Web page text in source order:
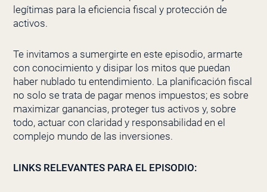
legítimas para la eficiencia fiscal y protección de
activos.
Te invitamos a sumergirte en este episodio, armarte
con conocimiento y disipar los mitos que puedan
haber nublado tu entendimiento. La planificación fiscal
no solo se trata de pagar menos impuestos; es sobre
maximizar ganancias, proteger tus activos y, sobre
todo, actuar con claridad y responsabilidad en el
complejo mundo de las inversiones.
LINKS RELEVANTES PARA EL EPISODIO: